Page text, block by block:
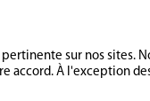
sur nos sites.
accord. À l'exception